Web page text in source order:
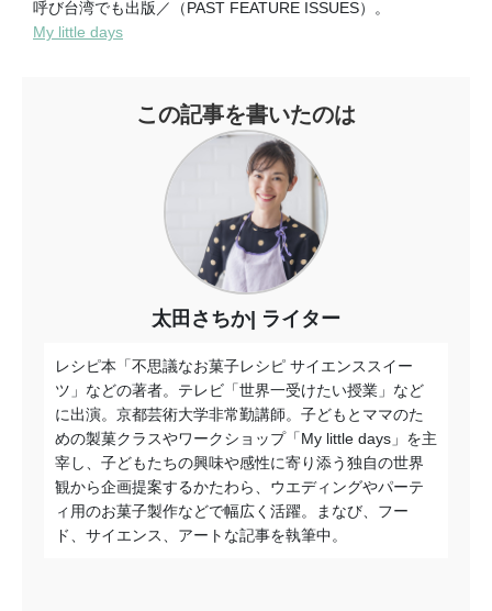
呼び台湾でも出版／（PAST FEATURE ISSUES）。
My little days
この記事を書いたのは
太田さちか ライター
レシピ本「不思議なお菓子レシピ サイエンススイー
ツ」などの著者。テレビ「世界一受けたい授業」など
に出演。京都芸術大学非常勤講師。子どもとママのた
めの製菓クラスやワークショップ「My little days」を主
宰し、子どもたちの興味や感性に寄り添う独自の世界
観から企画提案するかたわら、ウエディングやパーテ
ィ用のお菓子製作などで幅広く活躍。まなび、フー
ド、サイエンス、アートな記事を執筆中。